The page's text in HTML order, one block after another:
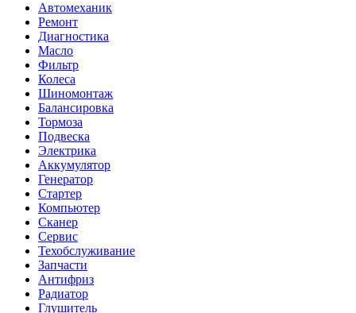
Автомеханик
Ремонт
Диагностика
Масло
Фильтр
Колеса
Шиномонтаж
Балансировка
Тормоза
Подвеска
Электрика
Аккумулятор
Генератор
Стартер
Компьютер
Сканер
Сервис
Техобслуживание
Запчасти
Антифриз
Радиатор
Глушитель